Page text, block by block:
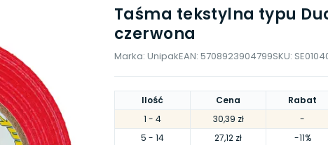
Taśma tekstylna typu
czerwona
Marka: UnipakEAN: 5708923904799SKU:
Ilość Cena
Rabat
1 - 4 30,39 zł
-
5 - 14 27,12 zł
-11%